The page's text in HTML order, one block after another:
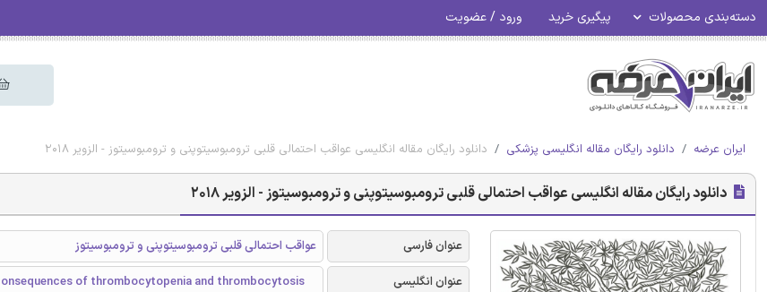
دسته‌بندی محصولات پیگیری خرید ورود / عضویت
ایران عرضه دانلود رایگان مقاله انگلیسی پزشکی دانلود رایگان مقاله انگلیسی عواقب احتمالی قلبی ترومبوسیتوپنی و ترومبوسیتوز - الزویر 2018
دانلود رایگان مقاله انگلیسی عواقب احتمالی قلبی ترومبوسیتوپنی و ترومبوسیتوز - الزویر 2018
عنوان فارسی
عواقب احتمالی قلبی ترومبوسیتوپنی و ترومبوسیتوز
عنوان انگلیسی
of thrombocytopenia and thrombocytosis